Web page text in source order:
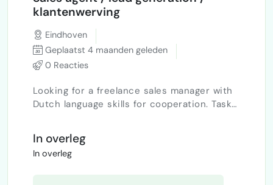
klantenwerving
Eindhoven
Geplaatst 4 maanden geleden
0 Reacties
Looking for a freelance sales manager with
Dutch language skills for cooperation. Tasks:
commission-based (no fixed salary). Region:
Eindhoven and surroundings. Interested
In overleg
In overleg